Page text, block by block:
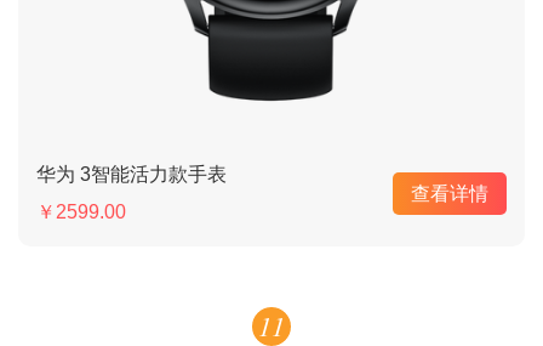
华为 3智能活力款手表
￥2599.00
查看详情
11